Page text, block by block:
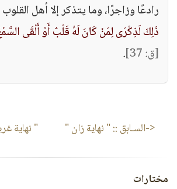
رادعًا وزاجرًا، وما يتذكر إلا أهل
ذَلِكَ لَذِكْرَى لِمَنْ كَانَ لَهُ قَلْبٌ أَوْ أَلْقَى
[ق: 37]
.
<-السـابق ::" نهاية زان " " نهاية
مختارات